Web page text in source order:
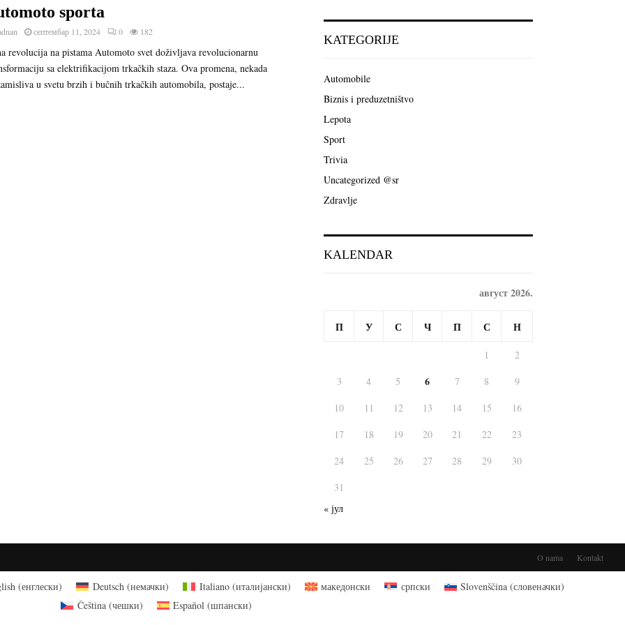
sporta
септембар 11, 2024 0 182
revolucija na pistama Automoto svet doživljava revolucionarnu
sa elektrifikacijom trkačkih staza. Ova promena, nekada
u svetu brzih i bučnih trkačkih automobila, postaje...
h
o
:
KATEGORIJE
Automobile
Biznis i preduzetništvo
Lepota
Sport
Trivia
Uncategorized @sr
Zdravlje
KALENDAR
август 2026.
П У С Ч П С Н
1
2
3
4 5 6 7 8
9
10
11 12 13 14 15
16
17
18 19 20 21 22
23
24
25 26 27 28 29
30
31
« јул
O nama Kontakt
(енглески) Deutsch (немачки) Italiano(италијански) македонски српски Slovenščina (словеначки)
Čeština(чешки) Español (шпански)